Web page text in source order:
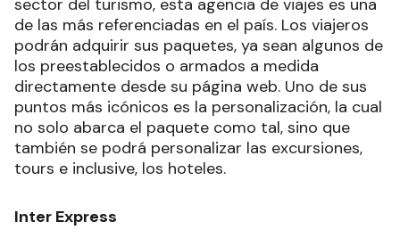
sector del turismo, esta agencia de viajes es una
de las más referenciadas en el país. Los viajeros
podrán adquirir sus paquetes, ya sean algunos de
los preestablecidos o armados a medida
directamente desde su página web. Uno de sus
puntos más icónicos es la personalización, la cual
no solo abarca el paquete como tal, sino que
también se podrá personalizar las excursiones,
tours e inclusive, los hoteles.
Inter Express